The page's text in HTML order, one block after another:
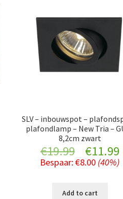
SLV – inbouwspot –
plafondlamp – New Tria –
8,2cm zwart
€19.99
Original
price
was:
€11.99
Bespaar:€8.00 (40%)
Add to cart